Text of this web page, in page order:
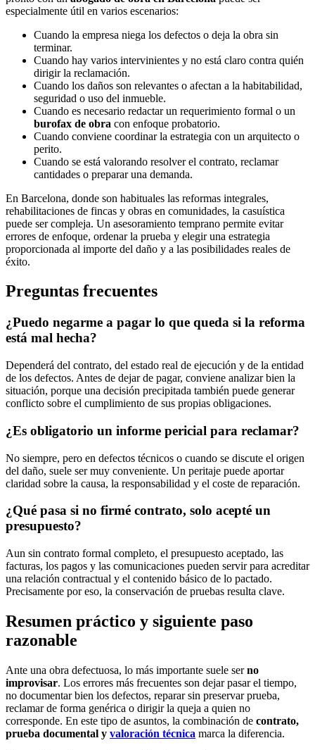
especialmente útil en varios escenarios:
Cuando la empresa niega los defectos o deja la obra sin
terminar.
Cuando hay varios intervinientes y no está claro contra quién
dirigir la reclamación.
Cuando los daños son relevantes o afectan a la habitabilidad,
seguridad o uso del inmueble.
Cuando es necesario redactar un requerimiento formal o un
burofax de obra con enfoque probatorio.
Cuando conviene coordinar la estrategia con un arquitecto o
perito.
Cuando se está valorando resolver el contrato, reclamar
cantidades o preparar una demanda.
En Barcelona, donde son habituales las reformas integrales,
rehabilitaciones de fincas y obras en comunidades, la casuística
puede ser compleja. Un asesoramiento temprano permite evitar
errores de enfoque, ordenar la prueba y elegir una estrategia
proporcionada al importe del daño y a las posibilidades reales de
éxito.
Preguntas frecuentes
¿Puedo negarme a pagar lo que queda si la reforma
está mal hecha?
Dependerá del contrato, del estado real de ejecución y de la entidad
de los defectos. Antes de dejar de pagar, conviene analizar bien la
situación, porque una decisión precipitada también puede generar
conflicto sobre el cumplimiento de sus propias obligaciones.
¿Es obligatorio un informe pericial para reclamar?
No siempre, pero en defectos técnicos o cuando se discute el origen
del daño, suele ser muy conveniente. Un peritaje puede aportar
claridad sobre la causa, la responsabilidad y el coste de reparación.
¿Qué pasa si no firmé contrato, solo acepté un
presupuesto?
Aun sin contrato formal completo, el presupuesto aceptado, las
facturas, los pagos y las comunicaciones pueden servir para acreditar
una relación contractual y el contenido básico de lo pactado.
Precisamente por eso, la conservación de pruebas resulta clave.
Resumen práctico y siguiente paso
razonable
Ante una obra defectuosa, lo más importante suele serno
improvisar. Los errores más frecuentes son dejar pasar el tiempo,
no documentar bien los defectos, reparar sin preservar prueba,
reclamar de forma genérica o dirigir la queja a quien no
corresponde. En este tipo de asuntos, la combinación de contrato,
prueba documental y valoración técnica marca la diferencia.